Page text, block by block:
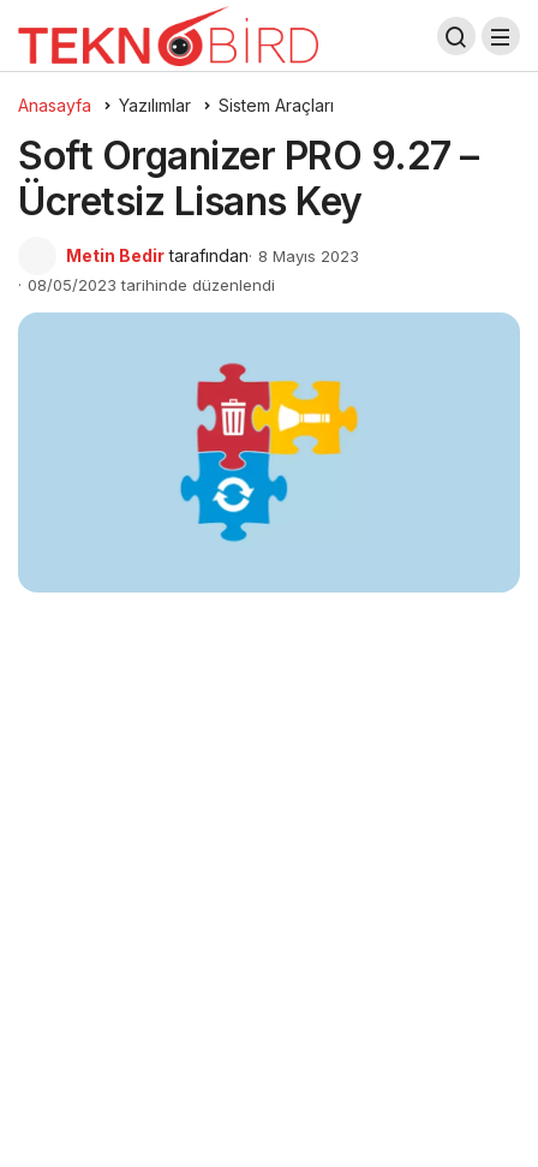
Anasayfa Yazılımlar Sistem Araçları
Soft Organizer PRO 9.27 –
Ücretsiz Lisans Key
Metin Bedir tarafından
8 Mayıs 2023
08/05/2023 tarihinde düzenlendi